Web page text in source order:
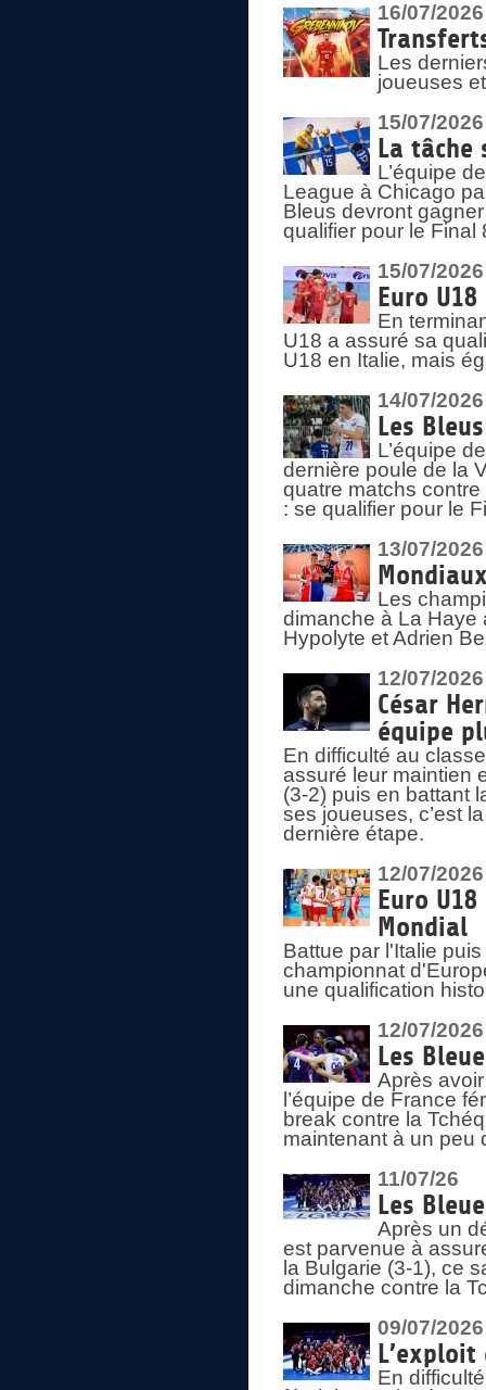
16/07/2026
Les
joueuses
15/07/2026
La tâche
L’équipe
League à Chicago
Bleus devront
qualifier pour le Final
15/07/2026
Euro
En
U18 a assuré sa
U18 en Italie, mais
14/07/2026
Les
L’équipe
dernière poule de la
quatre matchs
: se qualifier pour le
13/07/2026
Les
dimanche à La Haye
Hypolyte et Adrien
12/07/2026
César
équipe
En difficulté au
assuré leur maintien
(3-2) puis en battant
ses joueuses, c’est
dernière étape.
12/07/2026
Euro
Mondial
Battue par l'Italie
championnat
une qualification
12/07/2026
Les
Après
l’équipe de France
break contre la
maintenant à un peu
11/07/26
Les
Après un
est parvenue à
la Bulgarie (3-1), ce
dimanche contre la
09/07/2026
En